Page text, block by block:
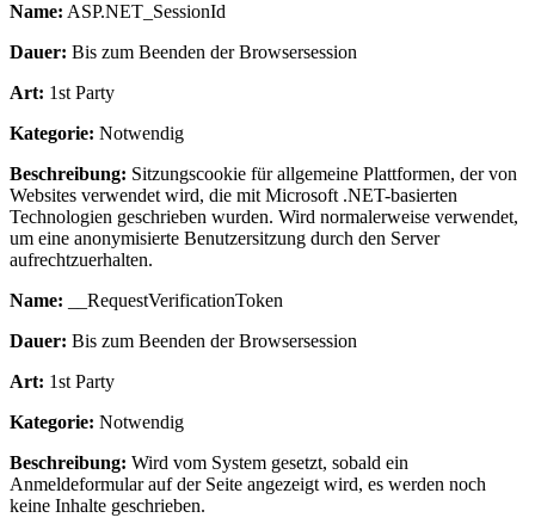
Name: ASP.NET_SessionId
Dauer: Bis zum Beenden der Browsersession
Art: 1st Party
Kategorie: Notwendig
Beschreibung: Sitzungscookie für allgemeine Plattformen, der von
Websites verwendet wird, die mit Microsoft .NET-basierten
Technologien geschrieben wurden. Wird normalerweise verwendet,
um eine anonymisierte Benutzersitzung durch den Server
aufrechtzuerhalten.
Name: __RequestVerificationToken
Dauer: Bis zum Beenden der Browsersession
Art: 1st Party
Kategorie: Notwendig
Beschreibung: Wird vom System gesetzt, sobald ein
Anmeldeformular auf der Seite angezeigt wird, es werden noch
keine Inhalte geschrieben.